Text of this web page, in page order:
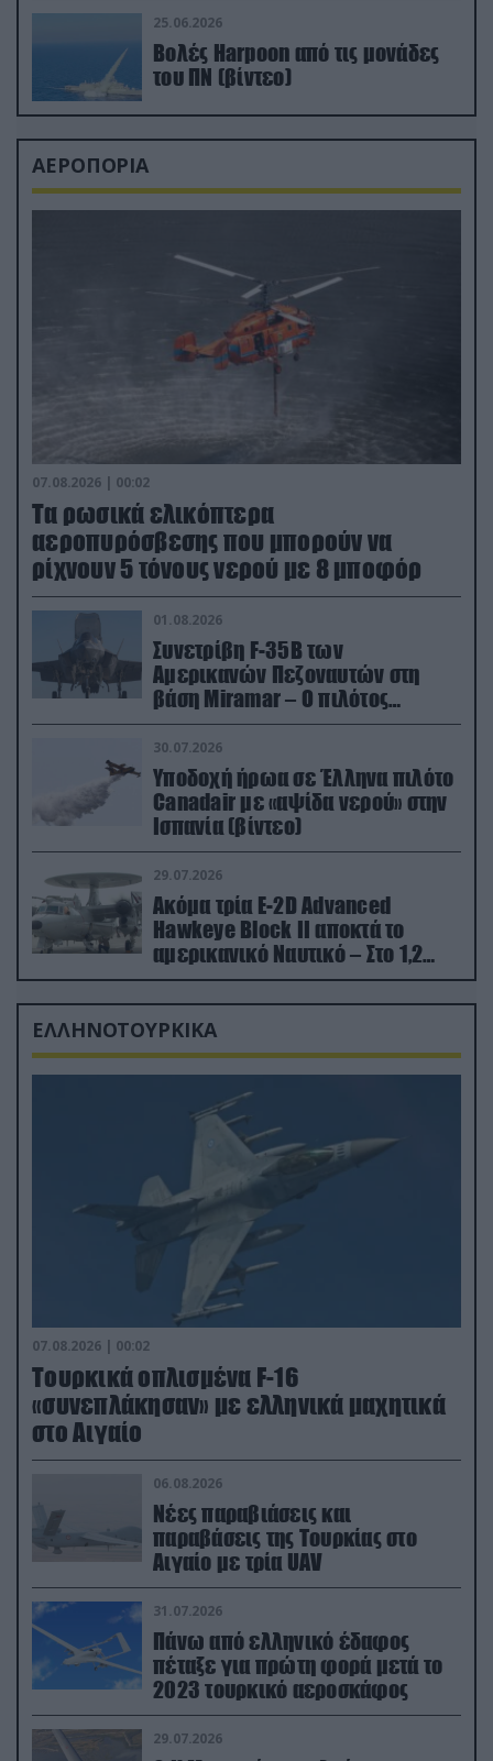
25.06.2026
Βολές Harpoon από τις μονάδες
του ΠΝ (βίντεο)
ΑΕΡΟΠΟΡΙΑ
07.08.2026 | 00:02
Τα ρωσικά ελικόπτερα
αεροπυρόσβεσης που μπορούν να
ρίχνουν 5 τόνους νερού με 8 μποφόρ
01.08.2026
Συνετρίβη F-35B των
Αμερικανών Πεζοναυτών στη
βάση Miramar – Ο πιλότος
εκτινάχθηκε εγκαίρως
30.07.2026
Υποδοχή ήρωα σε Έλληνα πιλότο
Canadair με «αψίδα νερού» στην
Ισπανία (βίντεο)
29.07.2026
Ακόμα τρία E-2D Advanced
Hawkeye Block II αποκτά το
αμερικανικό Ναυτικό – Στο 1,2
δισ.δολάρια το κόστος
ΕΛΛΗΝΟΤΟΥΡΚΙΚΑ
07.08.2026 | 00:02
Τουρκικά οπλισμένα F-16
«συνεπλάκησαν» με ελληνικά μαχητικά
στο Αιγαίο
06.08.2026
Νέες παραβιάσεις και
παραβάσεις της Τουρκίας στο
Αιγαίο με τρία UAV
31.07.2026
Πάνω από ελληνικό έδαφος
πέταξε για πρώτη φορά μετά το
2023 τουρκικό αεροσκάφος
29.07.2026